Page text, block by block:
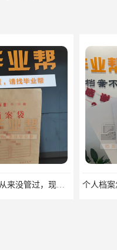
个人档案怎么查询？档案找不到怎么补办？